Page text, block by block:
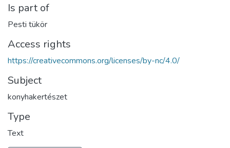
Is part of
Pesti tükör
Access rights
https://creativecommons.org/licenses/by-nc/4.0/
Subject
konyhakertészet
Type
Text